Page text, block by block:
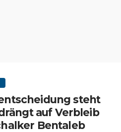
steht
auf Verbleib
Bentaleb